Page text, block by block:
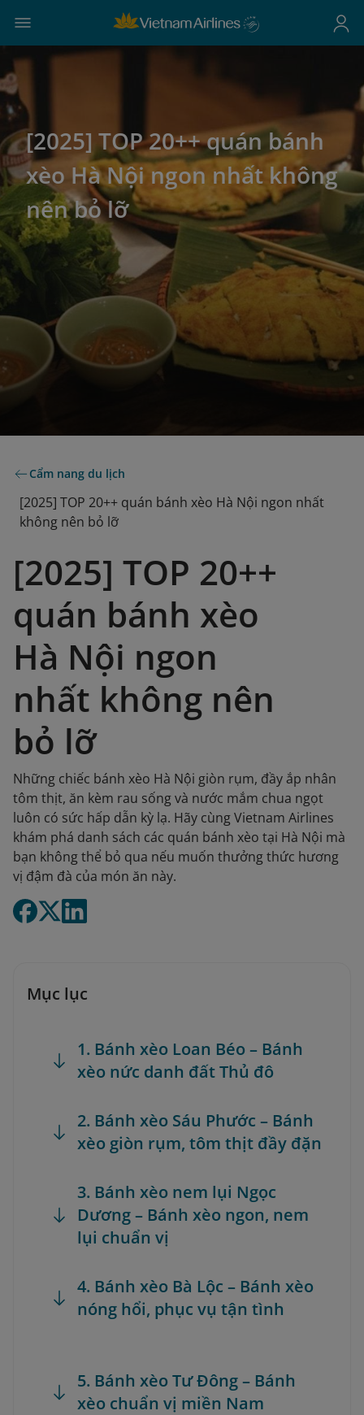
[2025] TOP 20++ quán bánh
xèo Hà Nội ngon nhất không
nên bỏ lỡ
Cẩm nang du lịch
[2025] TOP 20++ quán bánh xèo Hà Nội ngon nhất
không nên bỏ lỡ
[2025] TOP 20++
quán bánh xèo
Hà Nội ngon
nhất không nên
bỏ lỡ
Những chiếc bánh xèo Hà Nội giòn rụm, đầy ắp nhân
tôm thịt, ăn kèm rau sống và nước mắm chua ngọt
luôn có sức hấp dẫn kỳ lạ. Hãy cùng Vietnam Airlines
khám phá danh sách các quán bánh xèo tại Hà Nội mà
bạn không thể bỏ qua nếu muốn thưởng thức hương
vị đậm đà của món ăn này.
Mục lục
1. Bánh xèo Loan Béo – Bánh
xèo nức danh đất Thủ đô
2. Bánh xèo Sáu Phước – Bánh
xèo giòn rụm, tôm thịt đầy đặn
3. Bánh xèo nem lụi Ngọc
Dương – Bánh xèo ngon, nem
lụi chuẩn vị
4. Bánh xèo Bà Lộc – Bánh xèo
nóng hổi, phục vụ tận tình
5. Bánh xèo Tư Đông – Bánh
xèo chuẩn vị miền Nam